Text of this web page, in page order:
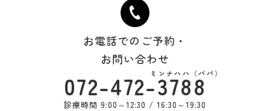
お電話でのご予約・
お問い合わせ
072-472-3788
診療時間 9:00～12:30 / 16:30～19:30